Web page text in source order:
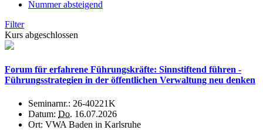
Nummer absteigend
Filter
Kurs abgeschlossen
Forum für erfahrene Führungskräfte: Sinnstiftend führen -
Führungsstrategien in der öffentlichen Verwaltung neu denken
Seminarnr.: 26-40221K
Datum: Do. 16.07.2026
Ort: VWA Baden in Karlsruhe